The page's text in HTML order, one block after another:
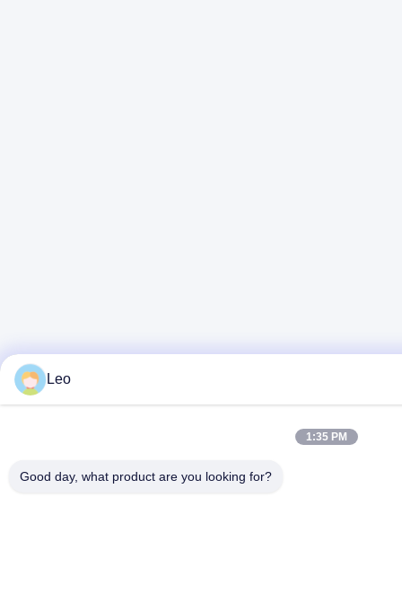
Leo
1:35 PM
Good day, what product are you looking for?